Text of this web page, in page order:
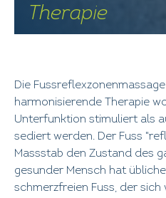
Therapie
Die
harmonisierende Therapie
Unterfunktion stimuliert als
sediert werden. Der Fuss
Massstab den Zustand des
gesunder Mensch hat
schmerzfreien Fuss, der